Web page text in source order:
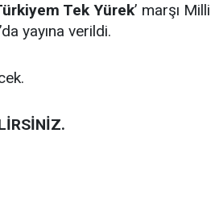
Tek Yürek’ marşı Milli
yayına verildi.